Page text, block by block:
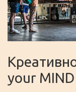
your MIND